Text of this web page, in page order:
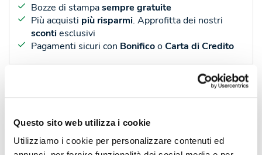
Questo sito web utilizza i cookie
Utilizziamo i cookie per personalizzare contenuti ed
Bozze di stampasempre gratuite
Più acquisti più risparmi. Approfitta dei nostri
scontiesclusivi
Pagamenti sicuri con BonificooCarta di Credito
Pezzi 100 -7% € 4,15